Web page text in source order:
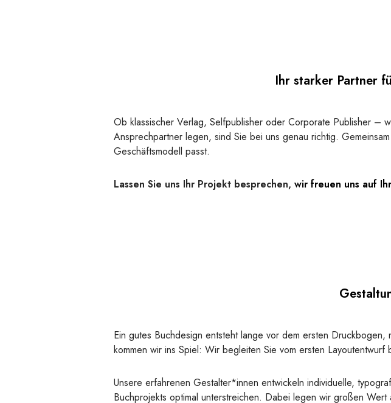
Ihr starker Partner
Ob klassischer Verlag, Selfpublisher oder Corporate Publisher –
Ansprechpartner legen, sind Sie bei uns genau richtig.
Geschäftsmodell passt.
Lassen Sie uns Ihr Projekt besprechen, wir freuen uns auf
Ein gutes Buchdesign entsteht lange vor dem ersten
kommen wir ins Spiel: Wir begleiten Sie vom ersten Layoutentwurf
Unsere erfahrenen Gestalter*innen entwickeln individuelle,
Buchprojekts optimal unterstreichen. Dabei legen wir großen